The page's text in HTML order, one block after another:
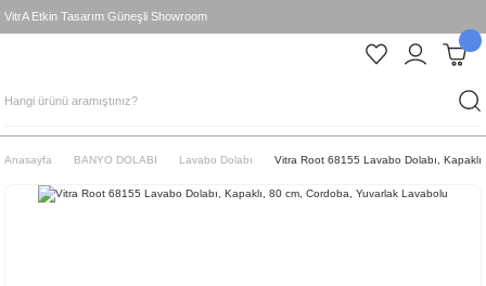
VitrA Etkin Tasarım Güneşli Showroom
Anasayfa BANYO DOLABI Lavabo Dolabı Vitra Root 68155 Lavabo Dolabı,